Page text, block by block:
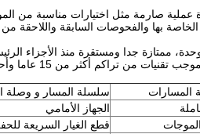
صارمة مثل اختيارات مناسبة من
بها والفحوصات السابقة واللاحقة من
ممتازة جدا ومستقرة منذ الأجزاء
من 15 عاما وأحدث نظام معالجة حرارية تلقائية.
المسارات سلسلة المسار و وصلة
الجهاز الأمامي
قطع الغيار السريعة